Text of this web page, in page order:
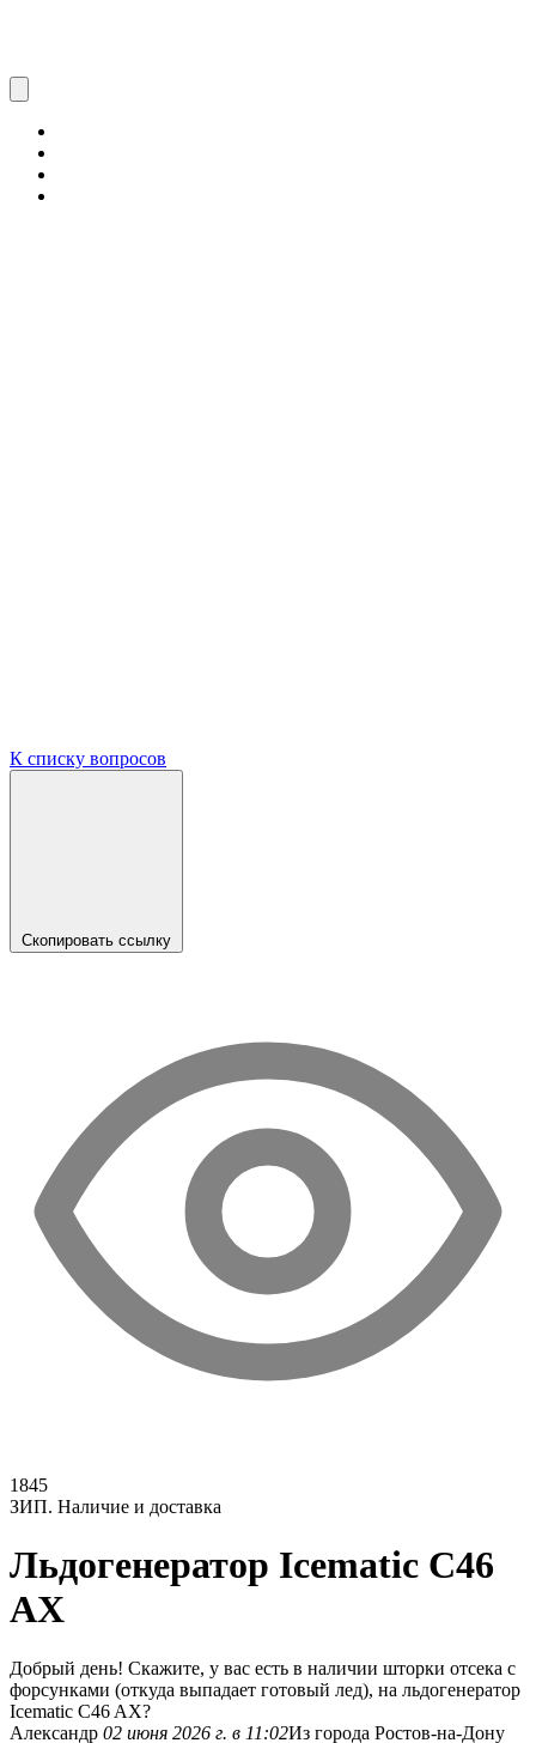
К списку вопросов
Скопировать ссылку
1845
ЗИП. Наличие и доставка
Льдогенератор Icematic C46
AX
Добрый день! Скажите, у вас есть в наличии шторки отсека с
форсунками (откуда выпадает готовый лед), на льдогенератор
Icematic C46 AX?
Александр 02 июня 2026 г. в 11:02Из города Ростов-на-Дону